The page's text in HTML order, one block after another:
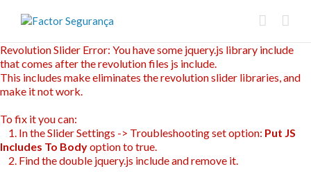
Revolution Slider Error: You have some jquery.js library include
that comes after the revolution files js include.
This includes make eliminates the revolution slider libraries, and
make it not work.
To fix it you can:
1. In the Slider Settings -> Troubleshooting set option: Put JS
Includes To Bodyoption to true.
2. Find the double jquery.js include and remove it.